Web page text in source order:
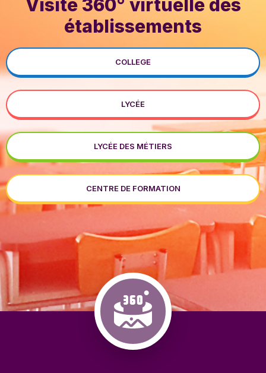
Visite 360° virtuelle des
établissements
COLLEGE
LYCÉE
LYCÉE DES MÉTIERS
CENTRE DE FORMATION